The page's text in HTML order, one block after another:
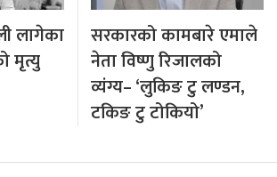
लागेका
मृत्यु
सरकारको कामबारे एमाले
नेता विष्णु रिजालको
व्यंग्य– ‘लुकिङ टु लण्डन,
टकिङ टु टोकियो’